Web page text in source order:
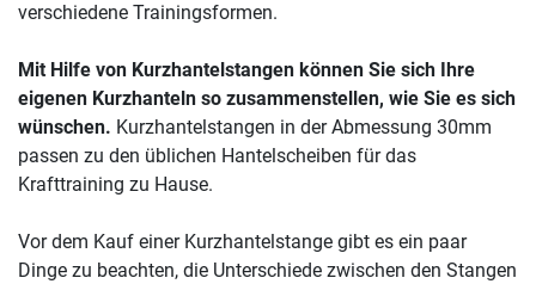
verschiedene Trainingsformen.
Mit Hilfe von Kurzhantelstangen können Sie sich Ihre
eigenen Kurzhanteln so zusammenstellen, wie Sie es sich
wünschen. Kurzhantelstangen in der Abmessung 30mm
passen zu den üblichen Hantelscheiben für das
Krafttraining zu Hause.
Vor dem Kauf einer Kurzhantelstange gibt es ein paar
Dinge zu beachten, die Unterschiede zwischen den Stangen